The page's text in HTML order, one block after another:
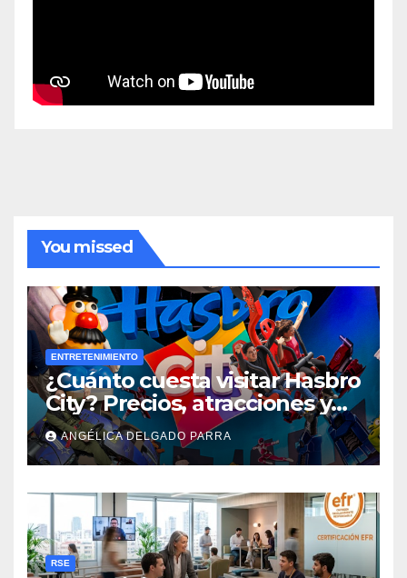
You missed
ENTRETENIMIENTO
¿Cuánto cuesta visitar Hasbro
City? Precios, atracciones y
actividades de Summer Fest
ANGÉLICA DELGADO PARRA
RSE